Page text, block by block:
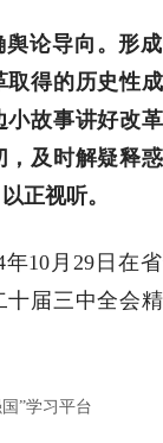
舆论导向。形
得的历史性
小故事讲好改
，及时解疑释
正视听。
年10月29日在
十届三中全会
”学习平台